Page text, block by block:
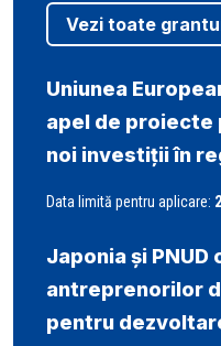
Vezi toate
Uniunea
apel de proiecte
noi investiții în
Data limită pentru aplicare:
Japonia și
antreprenorilor
pentru